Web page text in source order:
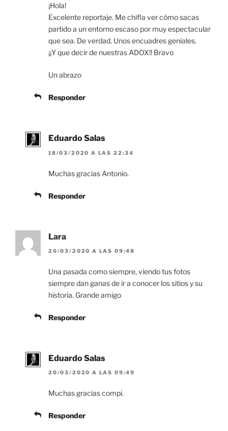
¡Hola!
Excelente reportaje. Me chifla ver cómo sacas
partido a un entorno escaso por muy espectacular
que sea. De verdad. Unos encuadres geniales.
¡¡Y que decir de nuestras ADOX!! Bravo
Un abrazo
Responder
Eduardo Salas
18/03/2020 A LAS 22:34
Muchas gracias Antonio.
Responder
Lara
20/03/2020 A LAS 09:48
Una pasada como siempre, viendo tus fotos
siempre dan ganas de ir a conocer los sitios y su
historia. Grande amigo
Responder
Eduardo Salas
20/03/2020 A LAS 09:49
Muchas gracias compi.
Responder